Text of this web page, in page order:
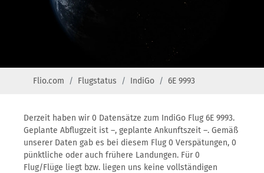
Flio.com Flugstatus IndiGo 6E 9993
Derzeit haben wir 0 Datensätze zum IndiGo Flug 6E 9993.
Geplante Abflugzeit ist –, geplante Ankunftszeit –. Gemäß
unserer Daten gab es bei diesem Flug 0 Verspätungen, 0
pünktliche oder auch frühere Landungen. Für 0
Flug/Flüge liegt bzw. liegen uns keine vollständigen